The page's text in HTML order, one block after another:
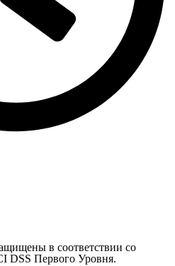
в соответствии со
DSS Первого Уровня.